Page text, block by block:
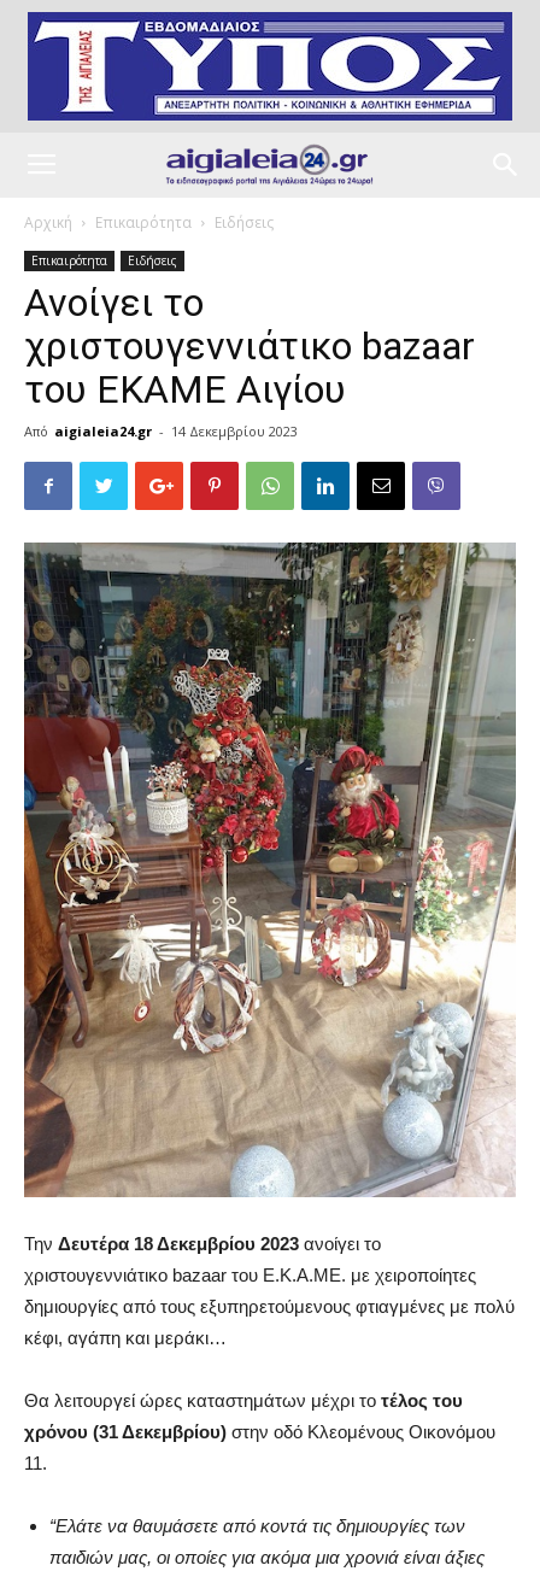
Αρχική Επικαιρότητα Ειδήσεις
Επικαιρότητα Ειδήσεις
Ανοίγει το
χριστουγεννιάτικο bazaar
του ΕΚΑΜΕ Αιγίου
Από aigialeia24.gr - 14 Δεκεμβρίου 2023
Την Δευτέρα 18 Δεκεμβρίου 2023 ανοίγει το
χριστουγεννιάτικο bazaar του Ε.Κ.Α.ΜΕ. με χειροποίητες
δημιουργίες από τους εξυπηρετούμενους φτιαγμένες με πολύ
κέφι, αγάπη και μεράκι…
Θα λειτουργεί ώρες καταστημάτων μέχρι το τέλος του
χρόνου (31 Δεκεμβρίου) στην οδό Κλεομένους Οικονόμου
11.
“Ελάτε να θαυμάσετε από κοντά τις δημιουργίες των
παιδιών μας, οι οποίες για ακόμα μια χρονιά είναι άξιες